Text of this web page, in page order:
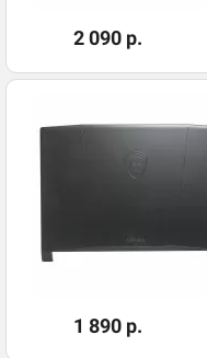
2 090 р.
1 890 р.